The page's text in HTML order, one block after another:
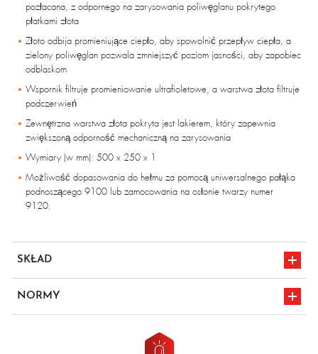
pozłacana, z odpornego na zarysowania poliwęglanu pokrytego
płatkami złota
Złoto odbija promieniujące ciepło, aby spowolnić przepływ ciepła, a
zielony poliwęglan pozwala zmniejszyć poziom jasności, aby zapobiec
odblaskom
Wspornik filtruje promieniowanie ultrafioletowe, a warstwa złota filtruje
podczerwień
Zewnętrzna warstwa złota pokryta jest lakierem, który zapewnia
zwiększoną odporność mechaniczną na zarysowania
Wymiary (w mm): 500 x 250 x 1
Możliwość dopasowania do hełmu za pomocą uniwersalnego pałąka
podnoszącego 9100 lub zamocowania na osłonie twarzy numer
9120.
SKŁAD
NORMY